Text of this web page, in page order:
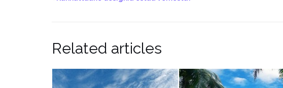
Related articles